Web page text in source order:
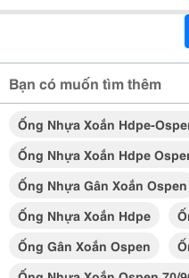
Bạn có muốn tìm thêm
Ống Nhựa Xoắn Hdpe-
Ống Nhựa Xoắn Hdpe
Ống Nhựa Gân Xoắn Ospen
Ống Nhựa Xoắn Hdpe
Ống Gân Xoắn Ospen